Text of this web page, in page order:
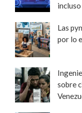
Las
por lo
sobre